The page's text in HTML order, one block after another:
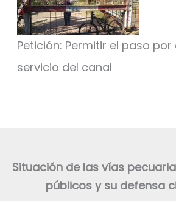
Petición: Permitir el paso
servicio del canal
Situación de las vías
públicos y su defensa